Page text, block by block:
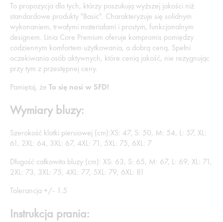
To propozycja dla tych, którzy poszukują wyższej jakości niż
standardowe produkty "Basic". Charakteryzuje się solidnym
wykonaniem, trwałymi materiałami i prostym, funkcjonalnym
designem. Linia Core Premium oferuje kompromis pomiędzy
codziennym komfortem użytkowania, a dobrą ceną. Spełni
oczekiwania osób aktywnych, które cenią jakość, nie rezygnując
przy tym z przestępnej ceny.
Pamiętaj, że To się nosi w SFD!
Wymiary bluzy:
Szerokość klatki piersiowej (cm):XS: 47, S: 50, M: 54, L: 57, XL:
61, 2XL: 64, 3XL: 67, 4XL: 71, 5XL: 75, 6XL: 7
Długość całkowita bluzy (cm): XS: 63, S: 65, M: 67, L: 69, XL: 71,
2XL: 73, 3XL: 75, 4XL: 77, 5XL: 79, 6XL: 81
Tolerancja +/- 1.5
Instrukcja prania: